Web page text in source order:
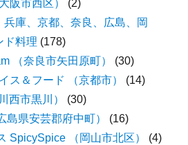
阪市西区）
(2)
兵庫、京都、奈良、広島、岡
ド料理 (178)
（奈良市矢田原町）
(30)
ス＆フード （京都市）
(14)
西市黒川）
(30)
島県安芸郡府中町）
(16)
SpicySpice （岡山市北区）
(4)